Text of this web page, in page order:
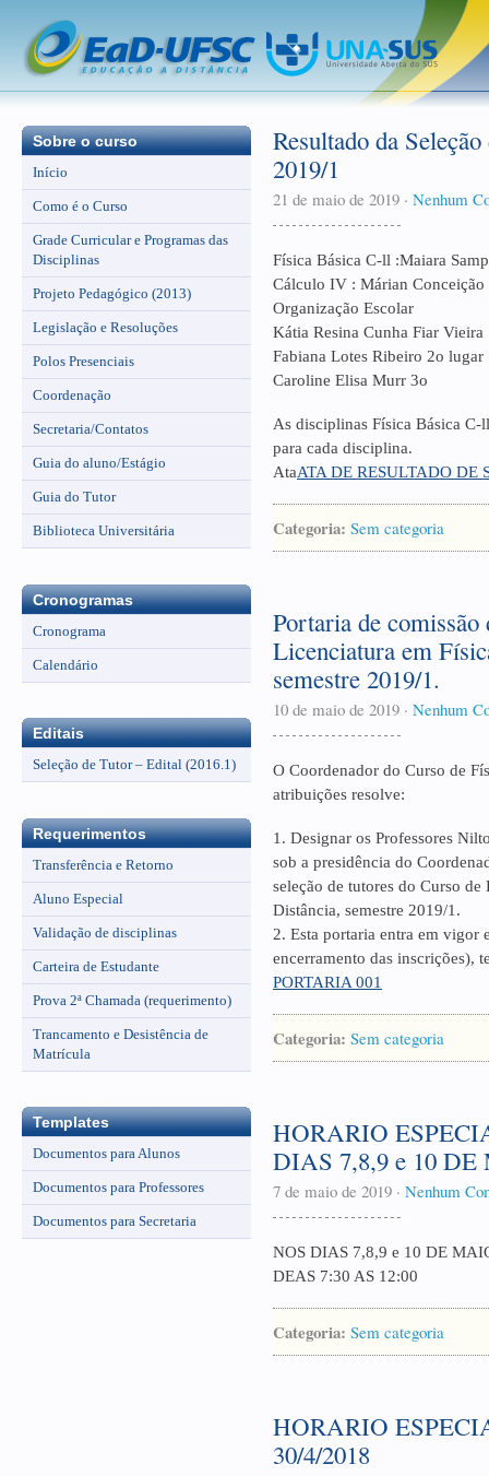
Sobre o curso
Início
Como é o Curso
Grade Curricular e Programas das
Disciplinas
Projeto Pedagógico (2013)
Legislação e Resoluções
Polos Presenciais
Coordenação
Secretaria/Contatos
Guia do aluno/Estágio
Guia do Tutor
Biblioteca Universitária
Cronogramas
Cronograma
Calendário
Editais
Seleção de Tutor – Edital (2016.1)
Requerimentos
Transferência e Retorno
Aluno Especial
Validação de disciplinas
Carteira de Estudante
Prova 2ª Chamada (requerimento)
Trancamento e Desistência de
Matrícula
Templates
Documentos para Alunos
Documentos para Professores
Documentos para Secretaria
Resultado da
2019/1
21 de maio de 2019 · Nenhum
Física Básica C-ll :Maiara
Cálculo IV : Márian Conceição
Organização Escolar
Kátia Resina Cunha Fiar Vieira
Fabiana Lotes Ribeiro 2o lugar
Caroline Elisa Murr 3o
As disciplinas Física Básica
para cada disciplina.
AtaATA DE RESULTADO DE
Categoria: Sem categoria
Portaria de comissão
Licenciatura em
semestre 2019/1.
10 de maio de 2019 · Nenhum
O Coordenador do Curso de
atribuições resolve:
1. Designar os Professores
sob a presidência do
seleção de tutores do Curso
Distância, semestre 2019/1.
2. Esta portaria entra em
encerramento das inscrições),
PORTARIA 001
Categoria: Sem categoria
HORARIO
DIAS 7,8,9 e 10
7 de maio de 2019 · Nenhum
NOS DIAS 7,8,9 e 10 DE
DEAS 7:30 AS 12:00
Categoria: Sem categoria
HORARIO
30/4/2018